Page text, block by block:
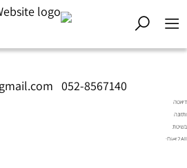
052-8567140
דיאטה
ותזונה
בשיטת
Diet2All: